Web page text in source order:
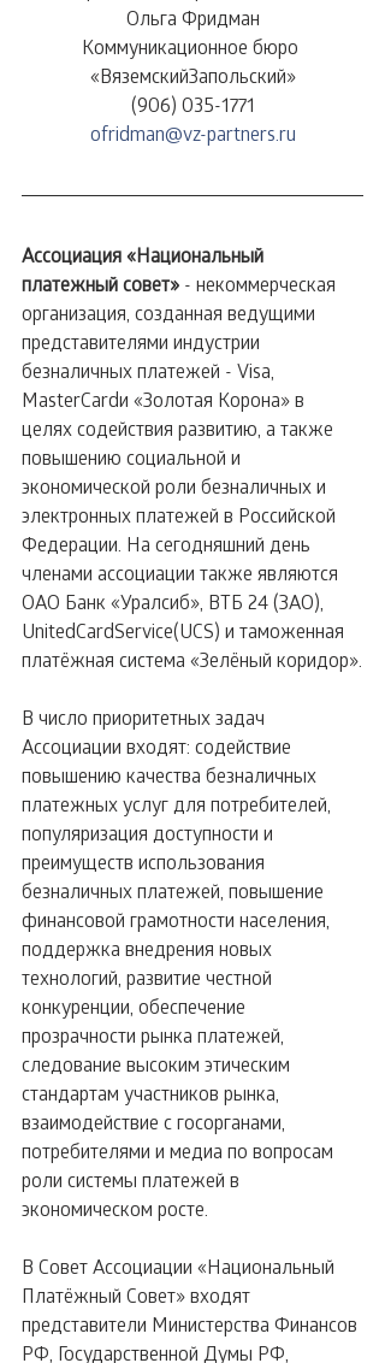
Ольга Фридман
Коммуникационное бюро
«ВяземскийЗапольский»
(906) 035-1771
ofridman@vz-partners.ru
Ассоциация «Национальный
платежный совет» - некоммерческая
организация, созданная ведущими
представителями индустрии
безналичных платежей - Visa,
MasterCardи «Золотая Корона» в
целях содействия развитию, а также
повышению социальной и
экономической роли безналичных и
электронных платежей в Российской
Федерации. На сегодняшний день
членами ассоциации также являются
ОАО Банк «Уралсиб», ВТБ 24 (ЗАО),
UnitedCardService(UCS) и таможенная
платёжная система «Зелёный коридор».
В число приоритетных задач
Ассоциации входят: содействие
повышению качества безналичных
платежных услуг для потребителей,
популяризация доступности и
преимуществ использования
безналичных платежей, повышение
финансовой грамотности населения,
поддержка внедрения новых
технологий, развитие честной
конкуренции, обеспечение
прозрачности рынка платежей,
следование высоким этическим
стандартам участников рынка,
взаимодействие с госорганами,
потребителями и медиа по вопросам
роли системы платежей в
экономическом росте.
В Совет Ассоциации «Национальный
Платёжный Совет» входят
представители Министерства Финансов
РФ, Государственной Думы РФ,